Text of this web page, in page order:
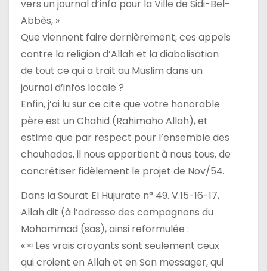
vers un journal d’info pour la Ville de Sidi-Bel-
Abbès, »
Que viennent faire dernièrement, ces appels
contre la religion d’Allah et la diabolisation
de tout ce qui a trait au Muslim dans un
journal d’infos locale ?
Enfin, j’ai lu sur ce cite que votre honorable
père est un Chahid (Rahimaho Allah), et
estime que par respect pour l’ensemble des
chouhadas, il nous appartient à nous tous, de
concrétiser fidèlement le projet de Nov/54.
Dans la Sourat El Hujurate n° 49. V.15-16-17,
Allah dit (à l’adresse des compagnons du
Mohammad (sas), ainsi reformulée :
« ≈ Les vrais croyants sont seulement ceux
qui croient en Allah et en Son messager, qui